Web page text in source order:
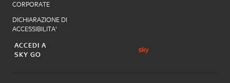
CORPORATE
DICHIARAZIONE DI
ACCESSIBILITA'
ACCEDI A
SKY GO